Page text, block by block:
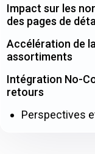
Impact sur les
des pages de
Accélération de
assortiments
Intégration No-
retours
Perspectives